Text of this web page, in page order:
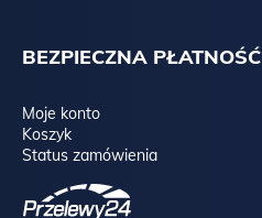
BEZPIECZNA PŁATNOŚĆ
Moje konto
Koszyk
Status zamówienia